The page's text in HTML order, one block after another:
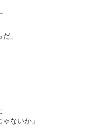
」
ないか」